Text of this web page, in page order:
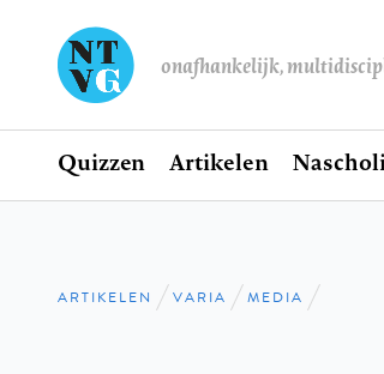
onafhankelijk,
Hoofdnavigatie
Home
Quizzen Artikelen
Kruimelpad
ARTIKELEN VARIA MEDIA